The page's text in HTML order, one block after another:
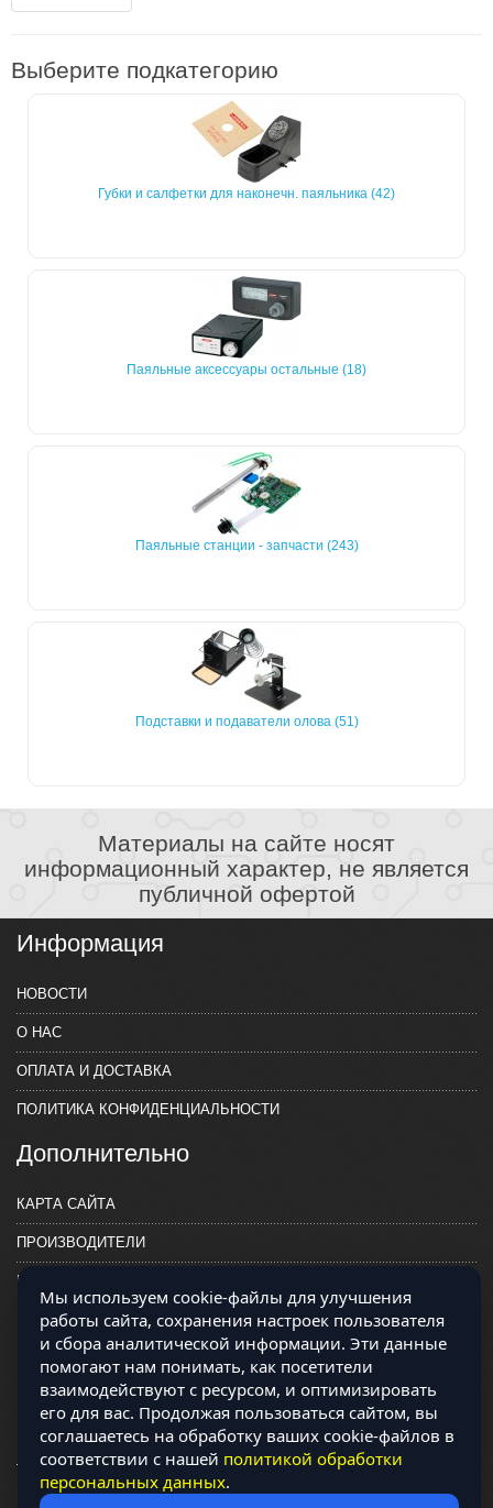
Выберите подкатегорию
Губки и салфетки для наконечн. паяльника (42)
Паяльные аксессуары остальные (18)
Паяльные станции - запчасти (243)
Подставки и подаватели олова (51)
Материалы на сайте носят
информационный характер, не является
публичной офертой
Информация
НОВОСТИ
О НАС
ОПЛАТА И ДОСТАВКА
ПОЛИТИКА КОНФИДЕНЦИАЛЬНОСТИ
Дополнительно
КАРТА САЙТА
ПРОИЗВОДИТЕЛИ
КОНТАКТЫ
Магазин работает на OCLite Комплект-А - радиодетали и электронные
Мы используем cookie-файлы для улучшения
работы сайта, сохранения настроек пользователя
и сбора аналитической информации. Эти данные
помогают нам понимать, как посетители
взаимодействуют с ресурсом, и оптимизировать
его для вас. Продолжая пользоваться сайтом, вы
соглашаетесь на обработку ваших cookie-файлов в
соответствии с нашей политикой обработки
персональных данных.